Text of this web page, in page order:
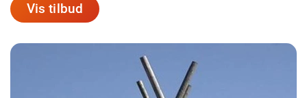
Vis tilbud